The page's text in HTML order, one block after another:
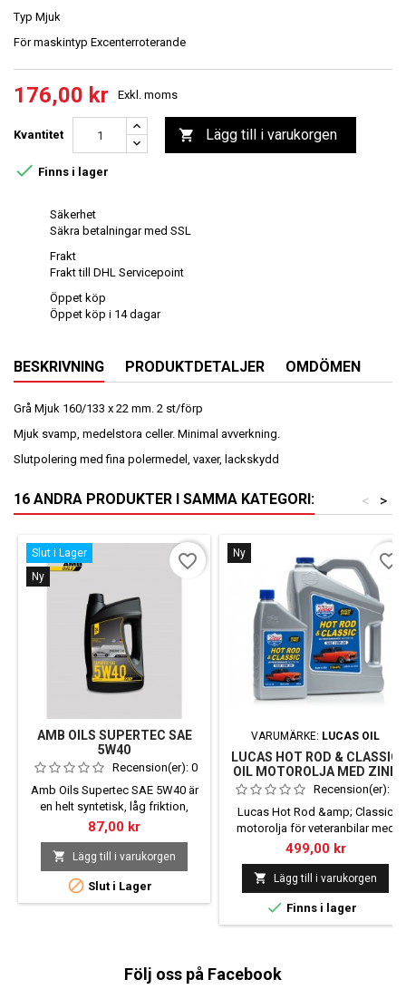
Typ Mjuk
För maskintyp Excenterroterande
176,00 kr Exkl. moms
Kvantitet  Lägg till i varukorgen
 Finns i lager
Säkerhet
Säkra betalningar med SSL
Frakt
Frakt till DHL Servicepoint
Öppet köp
Öppet köp i 14 dagar
BESKRIVNING PRODUKTDETALJER OMDÖMEN
Grå Mjuk 160/133 x 22 mm. 2 st/förp
Mjuk svamp, medelstora celler. Minimal avverkning.
Slutpolering med fina polermedel, vaxer, lackskydd
16 ANDRA PRODUKTER I SAMMA KATEGORI: >
<
Slut i Lager
Ny
AMB OILS SUPERTEC SAE
5W40
Recension(er): 0
Amb Oils Supertec SAE 5W40 är
en helt syntetisk, låg friktion,
högpresterande motorolja för
alla bensin- och dieselbilar och
skåpbilar med och utan turbo
Pris
87,00 kr
 Lägg till i varukorgen
 Slut i Lager
favorite_border Ny
VARUMÄRKE: LUCAS OIL
LUCAS HOT ROD & CLASSIC
OIL MOTOROLJA MED ZINK
Recension(er):
Lucas Hot Rod &amp; Classic
motorolja för veteranbilar med
hög Zinkhalt.
Pris
499,00 kr
 Lägg till i varukorgen
 Finns i lager
favorite_border
Följ oss på Facebook